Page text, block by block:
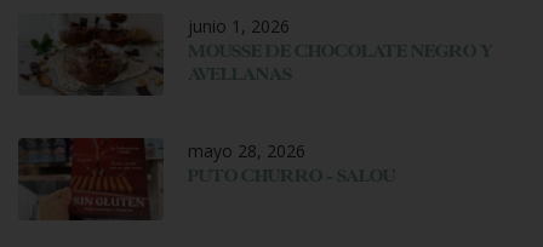
junio 1, 2026
MOUSSE DE CHOCOLATE NEGRO Y
AVELLANAS
mayo 28, 2026
PUTO CHURRO – SALOU